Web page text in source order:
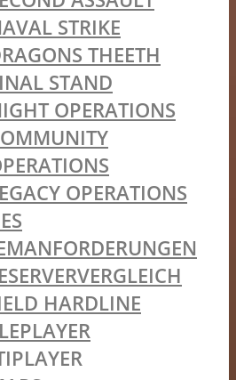
STRIKE
THEETH
STAND
OPERATIONS
OPERATIONS
HARDLINE